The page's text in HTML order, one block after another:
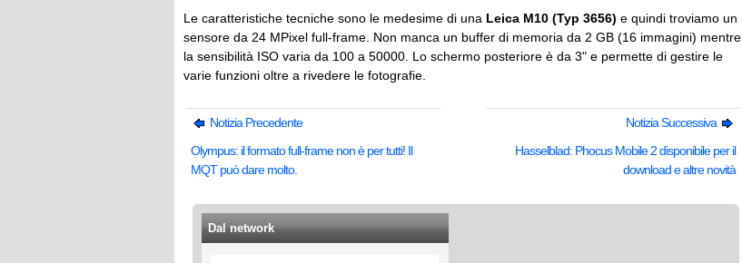
Le caratteristiche tecniche sono le medesime di una Leica M10 (Typ 3656) e quindi troviamo un
sensore da 24 MPixel full-frame. Non manca un buffer di memoria da 2 GB (16 immagini) mentre
la sensibilità ISO varia da 100 a 50000. Lo schermo posteriore è da 3" e permette di gestire le
varie funzioni oltre a rivedere le fotografie.
Notizia Precedente
Olympus: il formato full-frame non è per tutti! Il
MQT può dare molto.
Notizia Successiva
Hasselblad: Phocus Mobile 2 disponibile per il
download e altre novità
Dal network